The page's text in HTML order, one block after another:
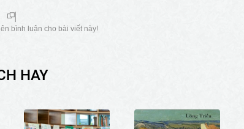
bình luận cho bài viết này!
HAY